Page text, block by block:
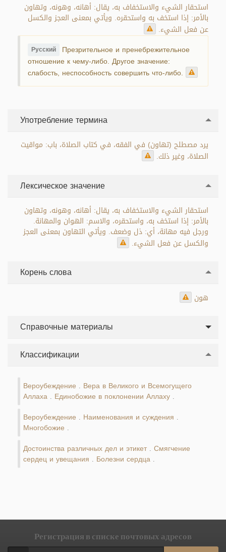
استحقار الشيء والاستخفاف به، يقال: أهانه، وهونه، وتهاون
بالأمر: إذا استخف به واستحقره. ويأتي بمعنى العجز والكسل
عن فعل الشيء.
Русский Презрительное и пренебрежительное
отношение к чему-либо. Другое значение:
слабость, неспособность совершить что-либо.
Употребление термина
يرد مصطلح (تهاون) في الفقه، في كتاب الصلاة، باب: مواقيت
الصلاة، وغير ذلك.
Лексическое значение
استحقار الشيء والاستخفاف به، يقال: أهانه، وهونه، وتهاون
بالأمر: إذا استخف به، واستحقره، والاسم: الهوان والمهانة.
ورجل فيه مهانة، أي: ذل وضعف. ويأتي التهاون بمعنى العجز
والكسل عن فعل الشيء.
Корень слова
هون
Справочные материалы
Классификации
Вероубеждение Вера в Великого и Всемогущего
Аллаха Единобожие в поклонении Аллаху
Вероубеждение Наименования и суждения
Многобожие
Достоинства различных дел и этикет Смягчение
сердец и увещания Болезни сердца
Регистрация в списке почтовых адресов